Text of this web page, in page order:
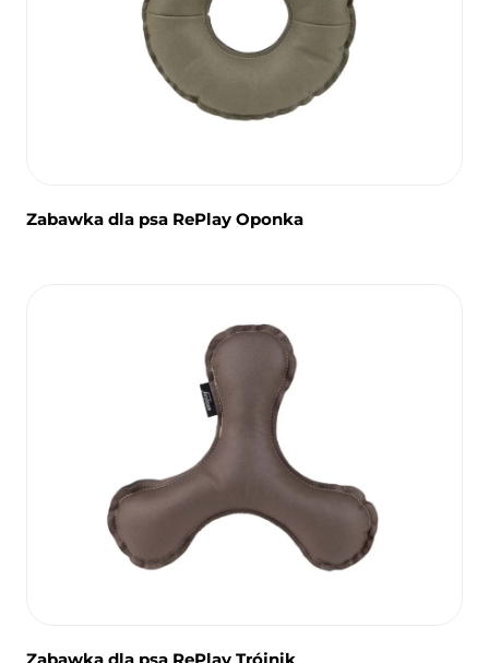
Zabawka dla psa RePlay Oponka
Zabawka dla psa RePlay Trójnik